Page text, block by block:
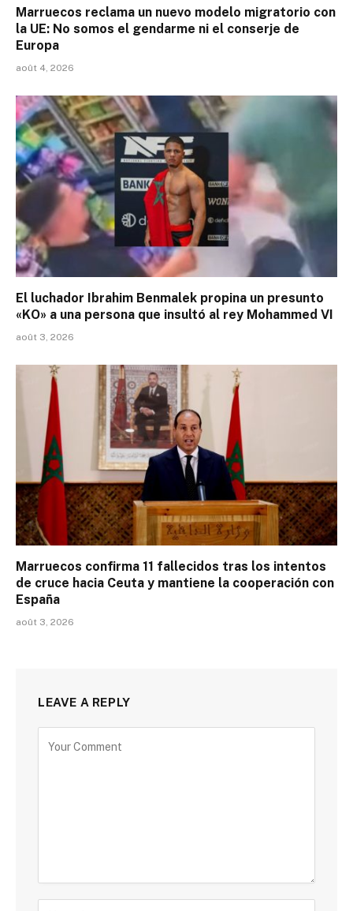
Marruecos reclama un nuevo modelo migratorio con
la UE: No somos el gendarme ni el conserje de
Europa
août 4, 2026
El luchador Ibrahim Benmalek propina un presunto
«KO» a una persona que insultó al rey Mohammed VI
août 3, 2026
Marruecos confirma 11 fallecidos tras los intentos
de cruce hacia Ceuta y mantiene la cooperación con
España
août 3, 2026
LEAVE A REPLY